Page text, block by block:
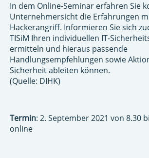
In dem Online-Seminar erfahren Sie
Unternehmersicht die Erfahrungen
Hackerangriff. Informieren Sie sich
TISiM Ihren individuellen IT-
ermitteln und hieraus passende
Handlungsempfehlungen sowie
Sicherheit ableiten können.
(Quelle: DIHK)
Termin: 2. September 2021 von 8.30
online